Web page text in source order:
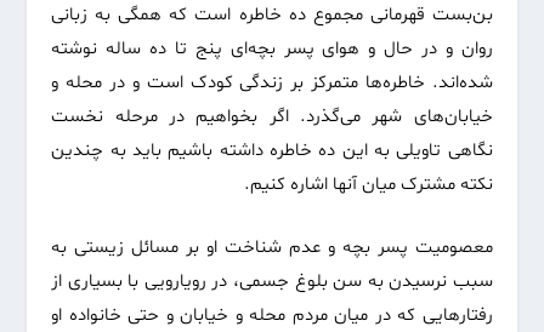
بن‌بست قهرمانی مجموع ده خاطره است که همگی به زبانی
روان و در حال و هوای پسر بچه‌ای پنج تا ده ساله نوشته
شده‌اند. خاطره‌ها متمرکز بر زندگی کودک است و در محله و
خیابان‌های شهر می‌گذرد. اگر بخواهیم در مرحله نخست
نگاهی تاویلی به این ده خاطره داشته باشیم باید به چندین
نکته مشترک میان آنها اشاره کنیم.
معصومیت پسر بچه و عدم شناخت او بر مسائل زیستی به
سبب نرسیدن به سن بلوغ جسمی، در رویارویی با بسیاری از
رفتارهایی که در میان مردم محله و خیابان و حتی خانواده او